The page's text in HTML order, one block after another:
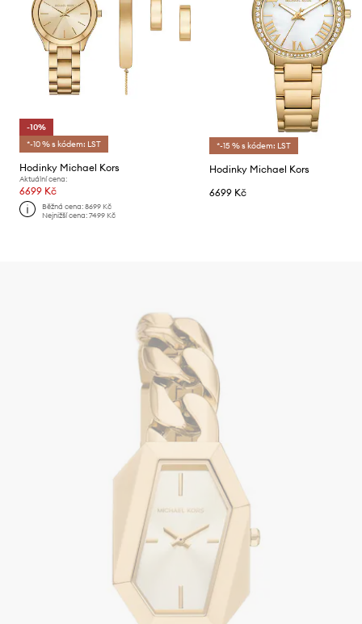
-10%
*-10 % s kódem: LST
Hodinky Michael Kors
Aktuální cena:
6699 Kč
Běžná cena:8699 Kč
Nejnižší cena:7499 Kč
*-15 % s kódem: LST
Hodinky Michael Kors
6699 Kč